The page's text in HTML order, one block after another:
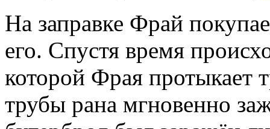
На заправке Фрай
его. Спустя время
которой Фрая протыкает
трубы рана мгновенно